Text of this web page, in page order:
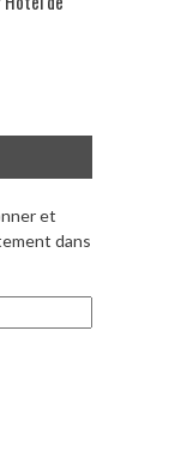
et
dans